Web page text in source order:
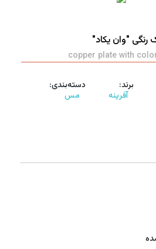
"وان یکاد"
copper plate with
برند:
آفرینه
دسته‌بندی‌:
مس